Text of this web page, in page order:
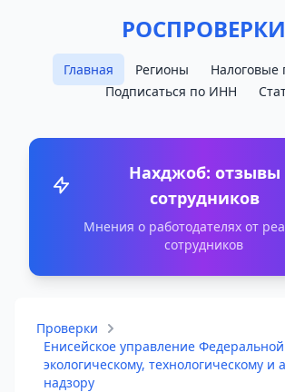
РОСПРОВЕРКИ
Главная Регионы
Налоговые
Подписаться по ИНН
Нахджоб: отзывы
сотрудников
Мнения о работодателях от
сотрудников
Проверки
Енисейское управление
экологическому, технологическому и
надзору